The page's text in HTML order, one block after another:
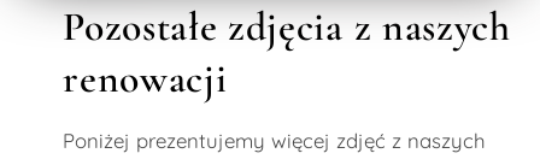
Pozostałe zdjęcia z naszych
renowacji
Poniżej prezentujemy więcej zdjęć z naszych